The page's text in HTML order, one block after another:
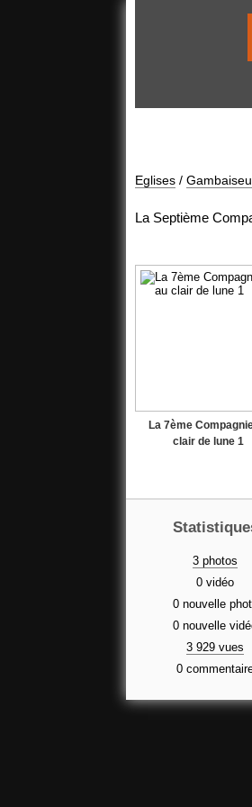
Eglises /
La Septième
La 7ème
clair de lune 1
3 photos
0 vidéo
0 nouvelle
0 nouvelle
3 929 vues
0